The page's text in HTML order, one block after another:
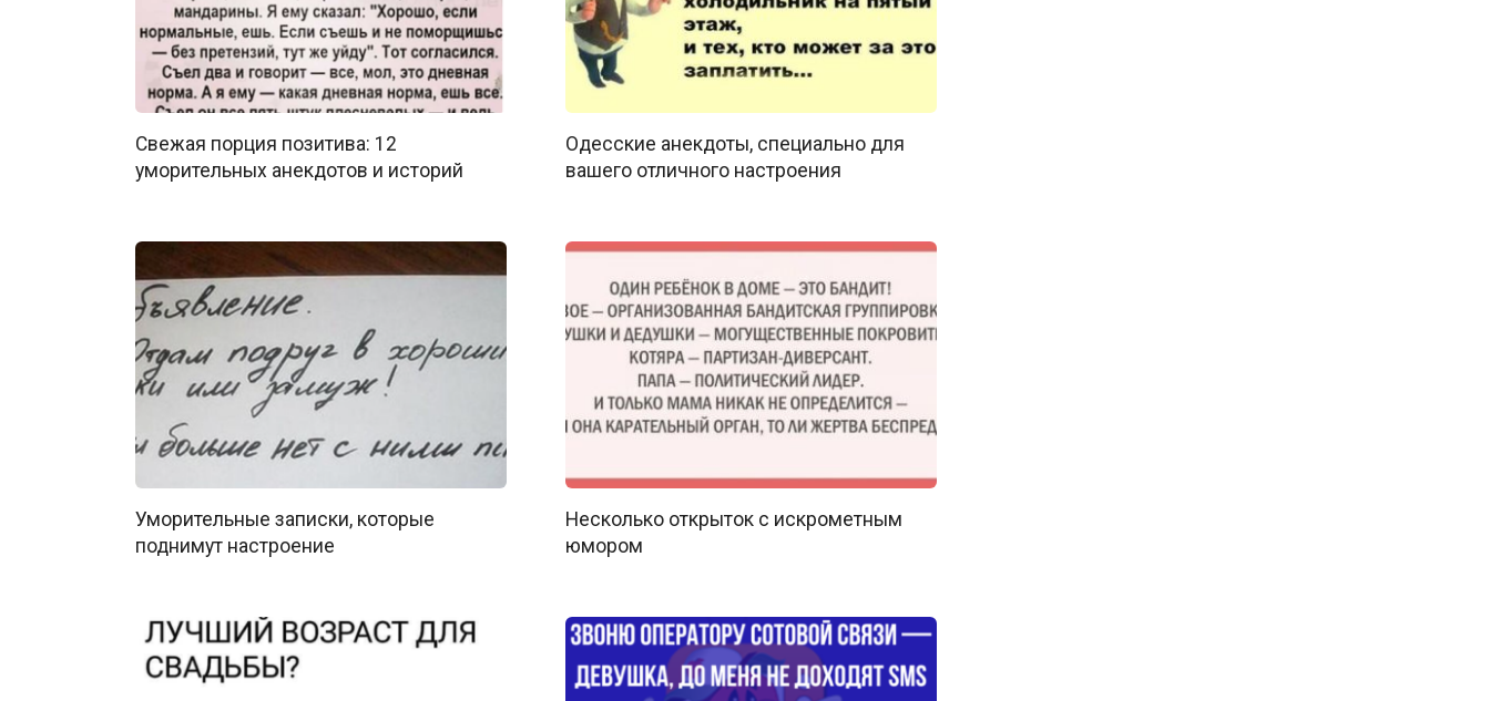
Свежая порция позитива: 12
уморительных анекдотов и историй
Одесские анекдоты, специально для
вашего отличного настроения
Уморительные записки, которые
поднимут настроение
Несколько открыток с искрометным
юмором